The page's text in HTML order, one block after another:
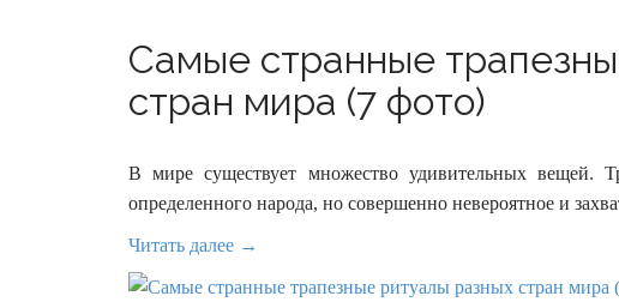
Самые странные
стран мира (7 фото)
В мире существует множество удивительных
определенного народа, но совершенно невероятное и
Читать далее →